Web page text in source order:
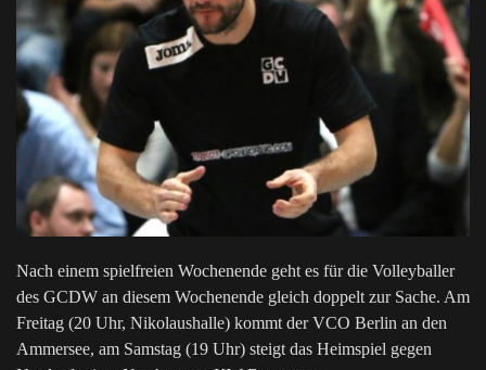
Nach einem spielfreien Wochenende geht es für die Volleyballer
des GCDW an diesem Wochenende gleich doppelt zur Sache. Am
Freitag (20 Uhr, Nikolaushalle) kommt der VCO Berlin an den
Ammersee, am Samstag (19 Uhr) steigt das Heimspiel gegen